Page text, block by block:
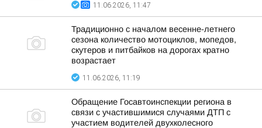
11.06.2026, 11:47
Традиционно с началом весенне-летнего
сезона количество мотоциклов, мопедов,
скутеров и питбайков на дорогах кратно
возрастает
11.06.2026, 11:19
Обращение Госавтоинспекции региона в
связи с участившимися случаями ДТП с
участием водителей двухколесного